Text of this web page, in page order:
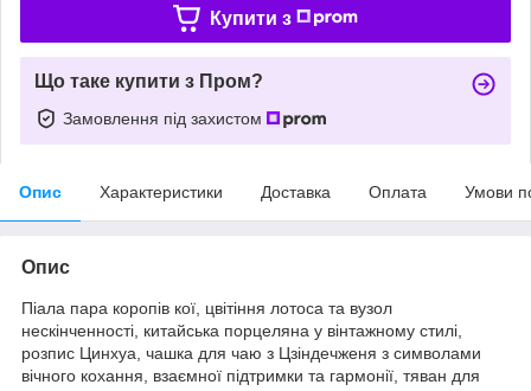
Купити з
Що таке купити з Пром?
Замовлення під захистом
Опис Характеристики Доставка Оплата Умови
Опис
Піала пара коропів кої, цвітіння лотоса та вузол
нескінченності, китайська порцеляна у вінтажному стилі,
розпис Цинхуа, чашка для чаю з Цзіндечженя з символами
вічного кохання, взаємної підтримки та гармонії, тяван для